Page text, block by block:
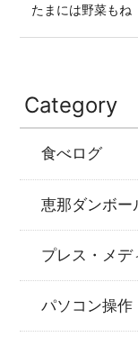
たまには野菜もね
Category
食べログ
恵那ダンボー
プレス・メデ
パソコン操作